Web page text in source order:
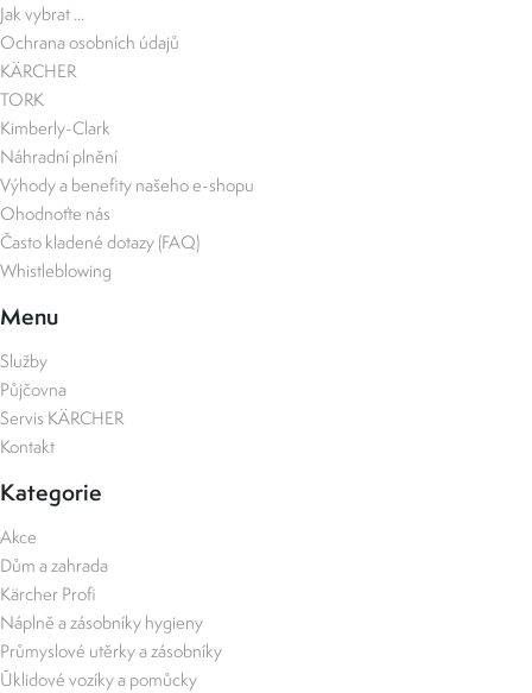
Jak vybrat ...
Ochrana osobních údajů
KÄRCHER
TORK
Kimberly-Clark
Náhradní plnění
Výhody a benefity našeho e-shopu
Ohodnoťte nás
Často kladené dotazy (FAQ)
Whistleblowing
Menu
Služby
Půjčovna
Servis KÄRCHER
Kontakt
Kategorie
Akce
Dům a zahrada
Kärcher Profi
Náplně a zásobníky hygieny
Průmyslové utěrky a zásobníky
Úklidové vozíky a pomůcky